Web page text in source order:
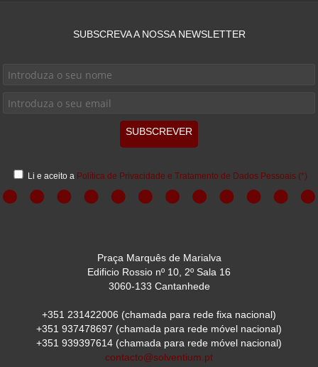
SUBSCREVA A NOSSA NEWSLETTER
SUBSCREVER
Li e aceito a Política de Privacidade e Tratamento de Dados Pessoais (*)
Praça Marquês de Marialva
Edificio Rossio nº 10, 2º Sala 16
3060-133 Cantanhede
+351 231422006 (chamada para rede fixa nacional)
+351 937478697 (chamada para rede móvel nacional)
+351 939397614 (chamada para rede móvel nacional)
contacto@solventium.pt